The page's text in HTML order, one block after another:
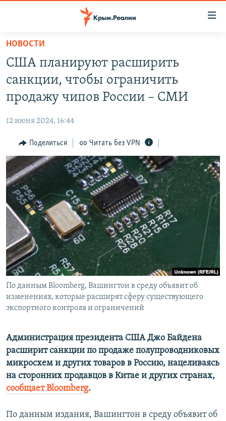
Вернуться
основному
содержанию
главной
Вернутся
поиску
11 ЛЕТ ОККУПАЦИИ КРЫМА. 11 ИСТОРИЙ СОПРОТИВЛЕНИЯ
ЕЩЕ
ИНТЕРАКТИВ
ИНФОГРАФИКА
ТЕЛЕПРОЕКТ КРЫМ.РЕАЛИИ
СОВЕТЫ ПРАВОЗАЩИТНИКОВ
ПРОПАВШИЕ БЕЗ ВЕСТИ
ПОБЕДИТЕЛЕЙ НЕ СУДЯТ?
КРЫМ.НЕПОКОРЕННЫЙ
ELIFBE
УКРАИНСКАЯ ПРОБЛЕМА КРЫМА
РАДІО СВОБОДА
КАК ОБОЙТИ БЛОКИРОВКУ
Українською
Qırımtatar
ПРИСОЕДИНЯЙТЕСЬ!
Все сайты RFE/RL
НОВОСТИ
США планируют расширить
санкции, чтобы ограничить
продажу чипов России – СМИ
12 июня 2024, 16:44
Поделиться Читать без VPN
По данным Bloomberg, Вашингтон в среду объявит об
изменениях, которые расширят сферу существующего
экспортного контроля и ограничений
Администрация президента США Джо Байдена
расширит санкции по продаже полупроводниковых
микросхем и других товаров в Россию, нацеливаясь
на сторонних продавцов в Китае и других странах,
сообщает Bloomberg.
По данным издания, Вашингтон в среду объявит об